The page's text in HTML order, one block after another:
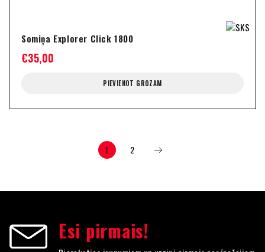
Somiņa Explorer Click 1800
€35,00
PIEVIENOT GROZAM
1 2
Esi pirmais!